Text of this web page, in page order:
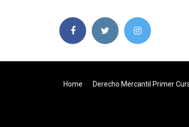
Home Derecho Mercantil Primer